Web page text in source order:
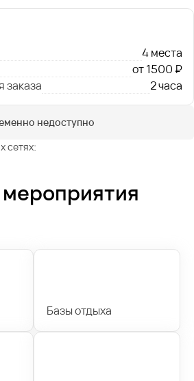
4 места
от 1500 ₽
заказа
2 часа
недоступно
сетях:
Базы отдыха